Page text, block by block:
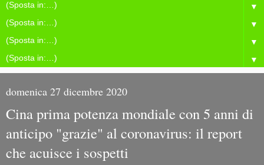
▼
▼
▼
▼
domenica 27 dicembre 2020
Cina prima potenza mondiale con 5 anni di
anticipo "grazie" al coronavirus: il report
che acuisce i sospetti